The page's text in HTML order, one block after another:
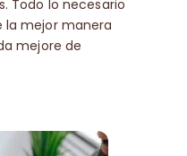
Todo lo necesario
la mejor manera
mejore de